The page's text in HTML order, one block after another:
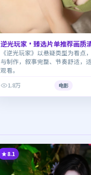
逆光玩家·臻选片单推荐画质
《逆光玩家》以悬疑类型为看点
与制作，叙事完整、节奏舒适，
观看。
1.8万
电影
8.1